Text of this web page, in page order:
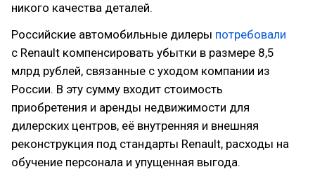
никого качества деталей.
Российские автомобильные дилеры потребовали
с Renault компенсировать убытки в размере 8,5
млрд рублей, связанные с уходом компании из
России. В эту сумму входит стоимость
приобретения и аренды недвижимости для
дилерских центров, её внутренняя и внешняя
реконструкция под стандарты Renault, расходы на
обучение персонала и упущенная выгода.